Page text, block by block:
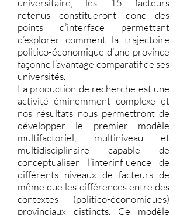
universitaire, les 15 facteurs
retenus constitueront donc des
points d’interface permettant
d’explorer comment la trajectoire
politico-économique d’une province
façonne l’avantage comparatif de ses
universités.
La production de recherche est une
activité éminemment complexe et
nos résultats nous permettront de
développer le premier modèle
multifactoriel, multiniveau et
multidisciplinaire capable de
conceptualiser l’interinfluence de
différents niveaux de facteurs de
même que les différences entre des
contextes (politico-économiques)
provinciaux distincts. Ce modèle